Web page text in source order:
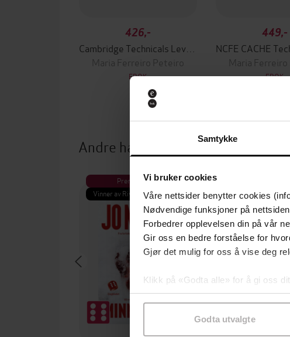
Samtykke
Vi bruker cookies
Våre nettsider benytter cookies
Nødvendige funksjoner på
Forbedrer opplevelsen din på vår
Gir oss en bedre forståelse for
Gjør det mulig for oss å vise deg
Klikk på «Godta alle» for å gi oss
samtykke til spesifikke formål ved
Godta utvalgte
426,-
Maria Ferreiro Peteiro
EBOK
449,-
Maria
EBOK
Andre har også kjøpt
Premium
Vinner av Rivertonprisen
Første gang på